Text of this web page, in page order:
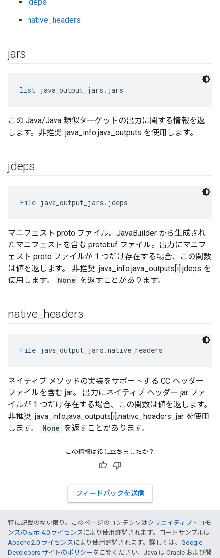
jdeps
native_headers
jars
list java_output_jars.jars
この Java/Java 類似ターゲットの出力に関する情報を返
します。非推奨: java_info.java_outputs を使用します。
jdeps
File java_output_jars.jdeps
マニフェスト proto ファイル。JavaBuilder から生成され
たマニフェストを含む protobuf ファイル。出力にマニフ
ェスト proto ファイルが 1 つだけ存在する場合、この関数
は値を返します。 非推奨: java_info.java_outputs[i].jdeps を
使用します。
None を返すことがあります。
native headers
File java_output_jars.native_headers
ネイティブ メソッドの実装をサポートする CC ヘッダー
ファイルを含む jar。 出力にネイティブ ヘッダー jar ファ
イルが 1 つだけ存在する場合、この関数は値を返します。
非推奨: java_info.java_outputs[i].native_headers_jar を使用
します。
None を返すことがあります。
この情報は役に立ちましたか？
フィードバックを送信
特に記載のない限り、このページのコンテンツはクリエイティブ・コモ
ンズの表示 4.0 ライセンス により使用許諾されます。コードサンプルは
Apache 2.0 ライセンス により使用許諾されます。詳しくは、 Google
Developers サイトのポリシー をご覧ください。Java は Oracle および関